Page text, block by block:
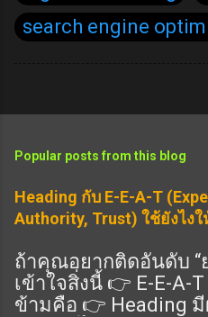
search engine
Popular posts from this blog
Heading กับ E-E-A-T
Authority, Trust) ใช้ยังไง
ถ้าคุณอยากติดอันดับ “
เข้าใจสิ่งนี้ 👉 E-E-A-
ข้ามคือ 👉 Heading มี